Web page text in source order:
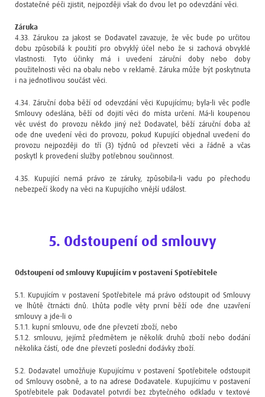
dostatečné péči zjistit, nejpozději však do dvou let po odevzdání věci.
Záruka
4.33. Zárukou za jakost se Dodavatel zavazuje, že věc bude po určitou
dobu způsobilá k použití pro obvyklý účel nebo že si zachová obvyklé
vlastnosti. Tyto účinky má i uvedení záruční doby nebo doby
použitelnosti věci na obalu nebo v reklamě. Záruka může být poskytnuta
i na jednotlivou součást věci.
4.34. Záruční doba běží od odevzdání věci Kupujícímu; byla-li věc podle
Smlouvy odeslána, běží od dojití věci do místa určení. Má-li koupenou
věc uvést do provozu někdo jiný než Dodavatel, běží záruční doba až
ode dne uvedení věci do provozu, pokud Kupující objednal uvedení do
provozu nejpozději do tří (3) týdnů od převzetí věci a řádně a včas
poskytl k provedení služby potřebnou součinnost.
4.35. Kupující nemá právo ze záruky, způsobila-li vadu po přechodu
nebezpečí škody na věci na Kupujícího vnější událost.
5. Odstoupení od smlouvy
Odstoupení od smlouvy Kupujícím v postavení Spotřebitele
5.1. Kupujícím v postavení Spotřebitele má právo odstoupit od Smlouvy
ve lhůtě čtrnácti dnů. Lhůta podle věty první běží ode dne uzavření
smlouvy a jde-li o
5.1.1. kupní smlouvu, ode dne převzetí zboží, nebo
5.1.2. smlouvu, jejímž předmětem je několik druhů zboží nebo dodání
několika částí, ode dne převzetí poslední dodávky zboží.
5.2. Dodavatel umožňuje Kupujícímu v postavení Spotřebitele odstoupit
od Smlouvy osobně, a to na adrese Dodavatele. Kupujícímu v postavení
Spotřebitele pak Dodavatel potvrdí bez zbytečného odkladu v textové